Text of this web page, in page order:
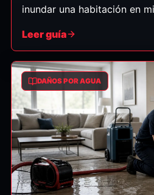
inundar una habitación en
primeros minutos realmente
hacer, en orden. (Guía
Leer guía
DAÑOS POR AGUA